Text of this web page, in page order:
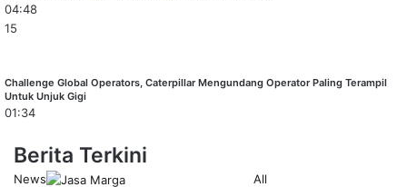
04:48
15
Challenge Global Operators, Caterpillar Mengundang Operator Paling Terampil
Untuk Unjuk Gigi
01:34
Berita Terkini
All
News